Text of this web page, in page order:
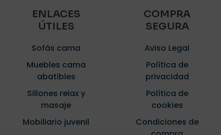
ENLACES
ÚTILES
Sofás cama
Muebles cama
abatibles
Sillones relax y
masaje
Mobiliario juvenil
COMPRA
SEGURA
Aviso Legal
Política de
privacidad
Política de
cookies
Condiciones de